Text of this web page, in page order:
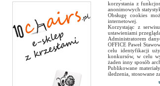
korzystania z
anonimowych
Obsługę cookies
internetowej.
Korzystając z
ustawieniami
Administratorem
OFFICE Paweł
celu identyfikacji
konkursów, w celu
żaden inny sposób
Publikowane
śledzenia, stosowane